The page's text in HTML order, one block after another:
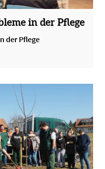
in der Pflege
der Pflege